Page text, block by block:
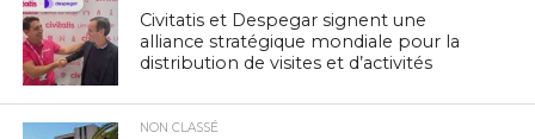
Civitatis et Despegar signent une
alliance stratégique mondiale pour la
distribution de visites et d’activités
NON CLASSÉ